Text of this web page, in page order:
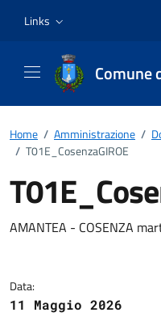
Links
Comune
Home / Amministrazione /
/ T01E_CosenzaGIROE
Dettagli del
AMANTEA - COSENZA
Data:
11 Maggio 2026